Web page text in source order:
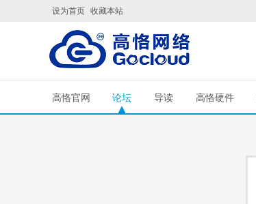
设为首页 收藏本站
高恪官网 论坛 导读 高恪硬件